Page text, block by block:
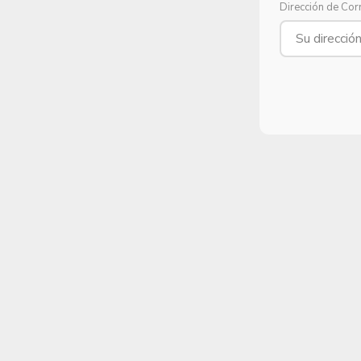
Dirección de